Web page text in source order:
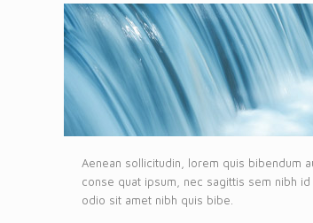
Aenean sollicitudin, lorem quis bibendum
conse quat ipsum, nec sagittis sem nibh
odio sit amet nibh quis bibe.